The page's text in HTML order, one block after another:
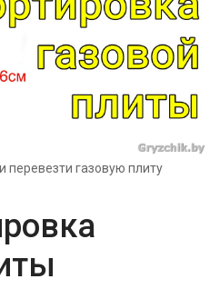
перевезти газовую плиту